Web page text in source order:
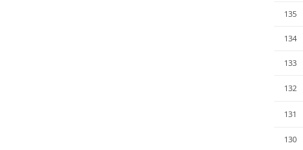
135
134
133
132
131
130